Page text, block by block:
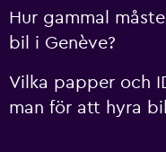
Hur gammal
bil i Genève?
Vilka papper och
man för att hyra